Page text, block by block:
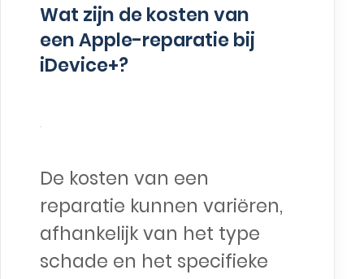
Wat zijn de kosten van
een Apple-reparatie bij
iDevice+?
De kosten van een
reparatie kunnen variëren,
afhankelijk van het type
schade en het specifieke